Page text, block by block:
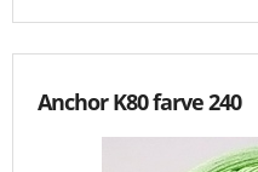
Anchor K80 farve 240